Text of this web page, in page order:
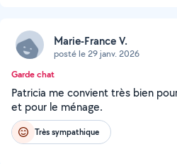
Marie-France V.
posté le 29 janv. 2026
Garde chat
Patricia me convient très bien
et pour le ménage.
Très sympathique